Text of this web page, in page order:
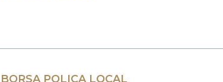
POLICA LOCAL